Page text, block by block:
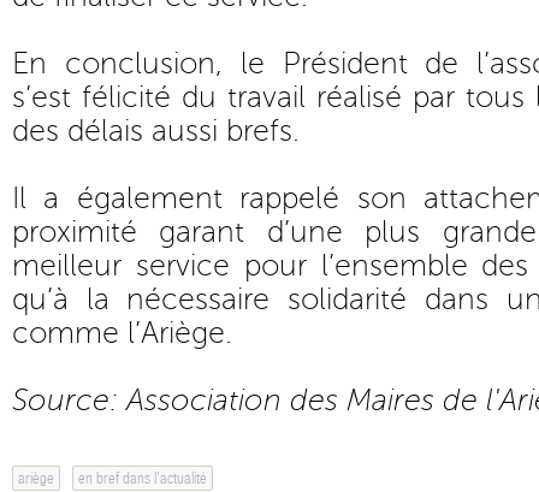
En conclusion, le Président de
s’est félicité du travail réalisé par
des délais aussi brefs.
Il a également rappelé son
proximité garant d’une plus
meilleur service pour l’ensemble
qu’à la nécessaire solidarité dans
comme l’Ariège.
Source: Association des Maires de
ariège en bref dans l'actualité